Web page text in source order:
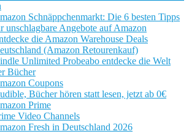
Schnäppchenmarkt: Die 6 besten Tipps
unschlagbare Angebote auf Amazon
die Amazon Warehouse Deals
(Amazon Retourenkauf)
Unlimited Probeabo entdecke die Welt
Bücher
Coupons
Bücher hören statt lesen, jetzt ab 0€
Prime
Video Channels
Fresh in Deutschland 2026